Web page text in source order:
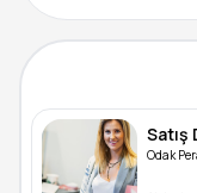
Satış
Odak